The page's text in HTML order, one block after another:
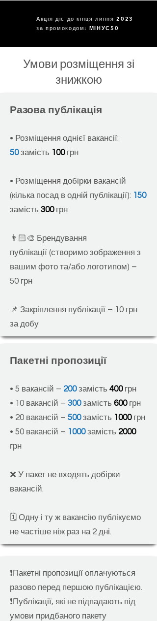
Акція діє до кінця липня 2023
за промокодом: МІНУС50
Умови розміщення зі
знижкою
Разова публікація
• Розміщення однієї вакансії:
50замість 100грн
• Розміщення добірки вакансій
(кілька посад в одній публікації): 150
замість 300грн
👨🏻‍🎨 Брендування
публікації (створимо зображення з
вашим фото та/або логотипом) –
50 грн
📌 Закріплення публікації – 10 грн
за добу
Пакетні пропозиції
• 5 вакансій – 200замість 400грн
• 10 вакансій – 300замість 600грн
• 20 вакансій – 500замість 1000грн
• 50 вакансій – 1000замість 2000
грн
❌ У пакет не входять добірки
вакансій.
🗓 Одну і ту ж вакансію публікуємо
не частіше ніж раз на 2 дні.
❗️Пакетні пропозиції оплачуються
разово перед першою публікацією.
❗️Публікації, які не підпадають під
умови придбаного пакету